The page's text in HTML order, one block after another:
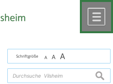
Schriftgröße A A A